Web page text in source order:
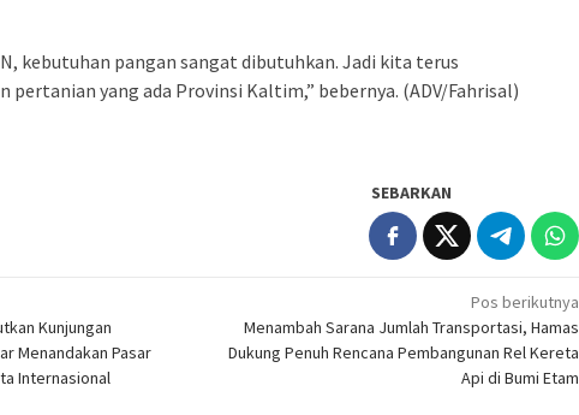
kebutuhan pangan sangat dibutuhkan. Jadi kita terus
pertanian yang ada Provinsi Kaltim,” bebernya. (ADV/Fahrisal)
SEBARKAN
Kunjungan
Menandakan Pasar
Internasional
Pos berikutnya
Menambah Sarana Jumlah Transportasi, Hamas
Dukung Penuh Rencana Pembangunan Rel Kereta
Api di Bumi Etam